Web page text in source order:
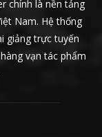
chính là nền tảng
Nam. Hệ thống
giảng trực tuyến
vạn tác phẩm